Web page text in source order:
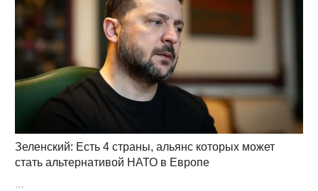
Зеленский: Есть 4 страны, альянс которых может
стать альтернативой НАТО в Европе